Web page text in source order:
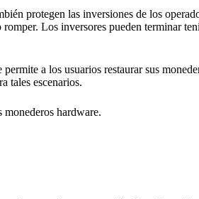
protegen las inversiones de los
Los inversores pueden terminar
a los usuarios restaurar sus
tales escenarios.
monederos hardware.